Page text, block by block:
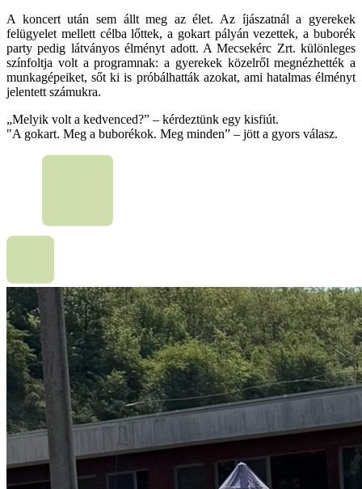
A koncert után sem állt meg az élet. Az íjászatnál a gyerekek
felügyelet mellett célba lőttek, a gokart pályán vezettek, a buborék
party pedig látványos élményt adott. A Mecsekérc Zrt. különleges
színfoltja volt a programnak: a gyerekek közelről megnézhették a
munkagépeiket, sőt ki is próbálhatták azokat, ami hatalmas élményt
jelentett számukra.
„Melyik volt a kedvenced?” – kérdeztünk egy kisfiút.
"A gokart. Meg a buborékok. Meg minden” – jött a gyors válasz.